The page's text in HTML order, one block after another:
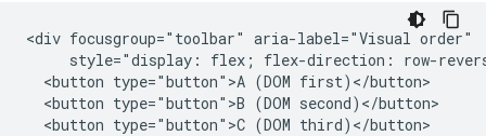
<div focusgroup="toolbar" aria-label="Visual order"
style="display: flex; flex-direction: row-
  <button type="button">A (DOM first)</button>
  <button type="button">B (DOM second)</button>
  <button type="button">C (DOM third)</button>